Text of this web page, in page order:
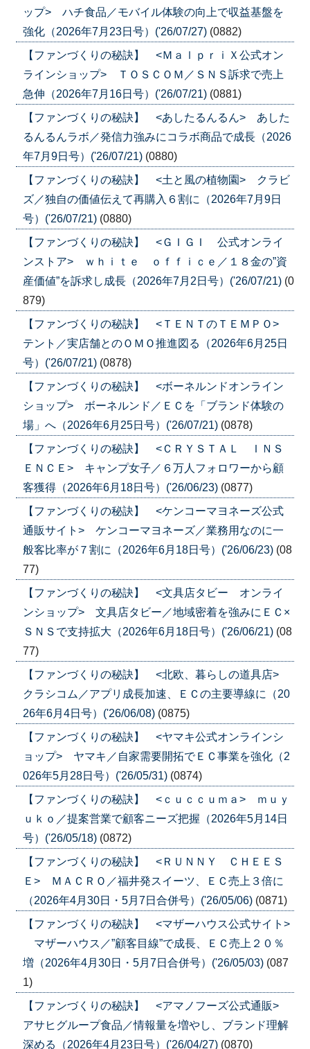
ップ> ハチ食品／モバイル体験の向上で収益基盤を
強化（2026年7月23日号）('26/07/27) (0882)
【ファンづくりの秘訣】 <ＭａｌｐｒｉＸ公式オン
ラインショップ> ＴＯＳＣＯＭ／ＳＮＳ訴求で売上
急伸（2026年7月16日号）('26/07/21) (0881)
【ファンづくりの秘訣】 <あしたるんるん> あした
るんるんラボ／発信力強みにコラボ商品で成長（2026
年7月9日号）('26/07/21) (0880)
【ファンづくりの秘訣】 <土と風の植物園> クラビ
ズ／独自の価値伝えて再購入６割に（2026年7月9日
号）('26/07/21) (0880)
【ファンづくりの秘訣】 <ＧＩＧＩ 公式オンライ
ンストア> ｗｈｉｔｅ ｏｆｆｉｃｅ／１８金の”資
産価値”を訴求し成長（2026年7月2日号）('26/07/21) (0
879)
【ファンづくりの秘訣】 <ＴＥＮＴのＴＥＭＰＯ>
テント／実店舗とのＯＭＯ推進図る（2026年6月25日
号）('26/07/21) (0878)
【ファンづくりの秘訣】 <ボーネルンドオンライン
ショップ> ボーネルンド／ＥＣを「ブランド体験の
場」へ（2026年6月25日号）('26/07/21) (0878)
【ファンづくりの秘訣】 <ＣＲＹＳＴＡＬ ＩＮＳ
ＥＮＣＥ> キャンプ女子／６万人フォロワーから顧
客獲得（2026年6月18日号）('26/06/23) (0877)
【ファンづくりの秘訣】 <ケンコーマヨネーズ公式
通販サイト> ケンコーマヨネーズ／業務用なのに一
般客比率が７割に（2026年6月18日号）('26/06/23) (08
77)
【ファンづくりの秘訣】 <文具店タビー オンライ
ンショップ> 文具店タビー／地域密着を強みにＥＣ×
ＳＮＳで支持拡大（2026年6月18日号）('26/06/21) (08
77)
【ファンづくりの秘訣】 <北欧、暮らしの道具店>
クラシコム／アプリ成長加速、ＥＣの主要導線に（20
26年6月4日号）('26/06/08) (0875)
【ファンづくりの秘訣】 <ヤマキ公式オンラインシ
ョップ> ヤマキ／自家需要開拓でＥＣ事業を強化（2
026年5月28日号）('26/05/31) (0874)
【ファンづくりの秘訣】 <ｃｕｃｃｕｍａ> ｍｕｙ
ｕｋｏ／提案営業で顧客ニーズ把握（2026年5月14日
号）('26/05/18) (0872)
【ファンづくりの秘訣】 <ＲＵＮＮＹ ＣＨＥＥＳ
Ｅ> ＭＡＣＲＯ／福井発スイーツ、ＥＣ売上３倍に
（2026年4月30日・5月7日合併号）('26/05/06) (0871)
【ファンづくりの秘訣】 <マザーハウス公式サイト>
マザーハウス／”顧客目線”で成長、ＥＣ売上２０％
増（2026年4月30日・5月7日合併号）('26/05/03) (087
1)
【ファンづくりの秘訣】 <アマノフーズ公式通販>
アサヒグループ食品／情報量を増やし、ブランド理解
深める（2026年4月23日号）('26/04/27) (0870)